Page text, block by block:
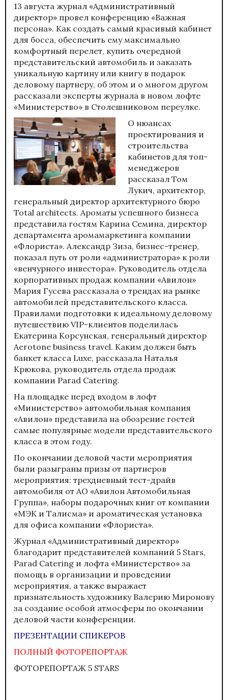
13 августа журнал «Административный
директор» провел конференцию «Важная
персона». Как создать самый красивый кабинет
для босса, обеспечить ему максимально
комфортный перелет, купить очередной
представительский автомобиль и заказать
уникальную картину или книгу в подарок
деловому партнеру, об этом и о многом другом
рассказали эксперты журнала в новом лофте
«Министерство» в Столешниковом переулке.
О нюансах
проектирования и
строительства
кабинетов для топ-
менеджеров
рассказал Том
Лукич, архитектор,
генеральный директор архитектурного бюро
Total architects. Ароматы успешного бизнеса
представила гостям Карина Семина, директор
департамента аромамаркетинга компании
«Флориста». Александр Зиза, бизнес-тренер,
показал путь от роли «администратора» к роли
«венчурного инвестора». Руководитель отдела
корпоративных продаж компании «Авилон»
Мария Гусева рассказала о трендах на рынке
автомобилей представительского класса.
Правилами подготовки к идеальному деловому
путешествию VIP-клиентов поделилась
Екатерина Корсунская, генеральный директор
Aerotone business travel. Каким должен быть
банкет класса Luxe, рассказала Наталья
Крюкова, руководитель отдела продаж
компании Parad Catering.
На площадке перед входом в лофт
«Министерство» автомобильная компания
«Авилон» представила на обозрение гостей
самые популярные модели представительского
класса в этом году.
По окончании деловой части мероприятия
были разыграны призы от партнеров
мероприятия: трехдневный тест-драйв
автомобиля от АО «Авилон Автомобильная
Группа», наборы подарочных книг от компании
«МЭК и Талисма» и ароматическая установка
для офиса компании «Флориста».
Журнал «Административный директор»
благодарит представителей компаний 5 Stars,
Parad Catering и лофта «Министерство» за
помощь в организации и проведении
мероприятия, а также выражает
признательность художнику Валерию Миронову
за создание особой атмосферы по окончании
деловой части конференции.
ПРЕЗЕНТАЦИИ СПИКЕРОВ
ПОЛНЫЙ ФОТОРЕПОРТАЖ
ФОТОРЕПОРТАЖ 5 STARS